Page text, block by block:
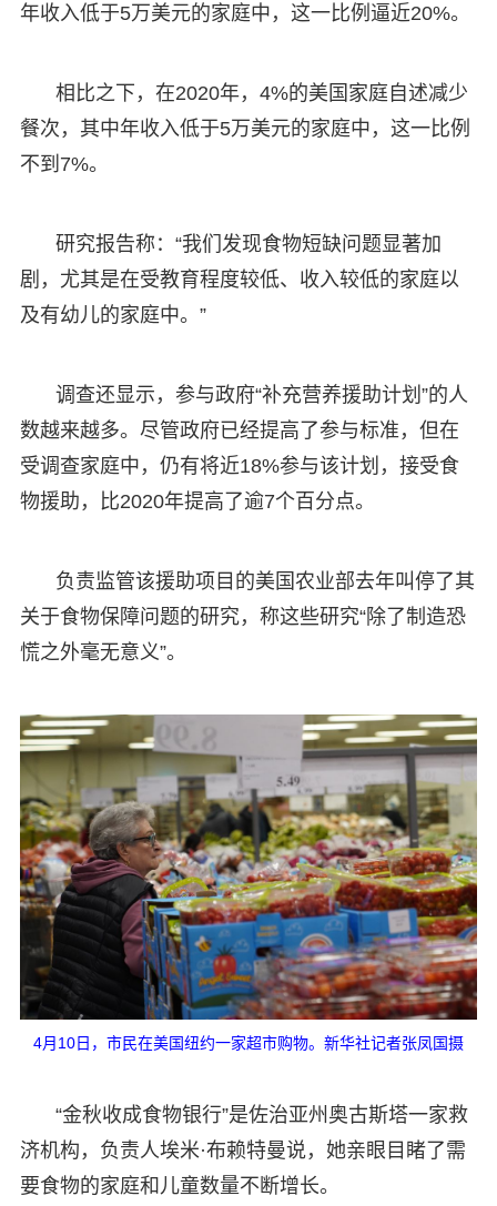
年收入低于5万美元的家庭中，这一比例逼近20%。
相比之下，在2020年，4%的美国家庭自述减少
餐次，其中年收入低于5万美元的家庭中，这一比例
不到7%。
研究报告称：“我们发现食物短缺问题显著加
剧，尤其是在受教育程度较低、收入较低的家庭以
及有幼儿的家庭中。”
调查还显示，参与政府“补充营养援助计划”的人
数越来越多。尽管政府已经提高了参与标准，但在
受调查家庭中，仍有将近18%参与该计划，接受食
物援助，比2020年提高了逾7个百分点。
负责监管该援助项目的美国农业部去年叫停了其
关于食物保障问题的研究，称这些研究“除了制造恐
慌之外毫无意义”。
4月10日，市民在美国纽约一家超市购物。新华社记者张凤国摄
“金秋收成食物银行”是佐治亚州奥古斯塔一家救
济机构，负责人埃米·布赖特曼说，她亲眼目睹了需
要食物的家庭和儿童数量不断增长。